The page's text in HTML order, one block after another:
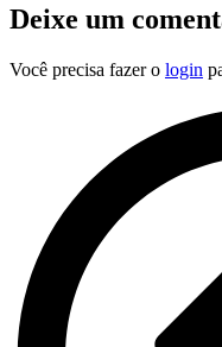
Deixe um
Você precisa fazer o login